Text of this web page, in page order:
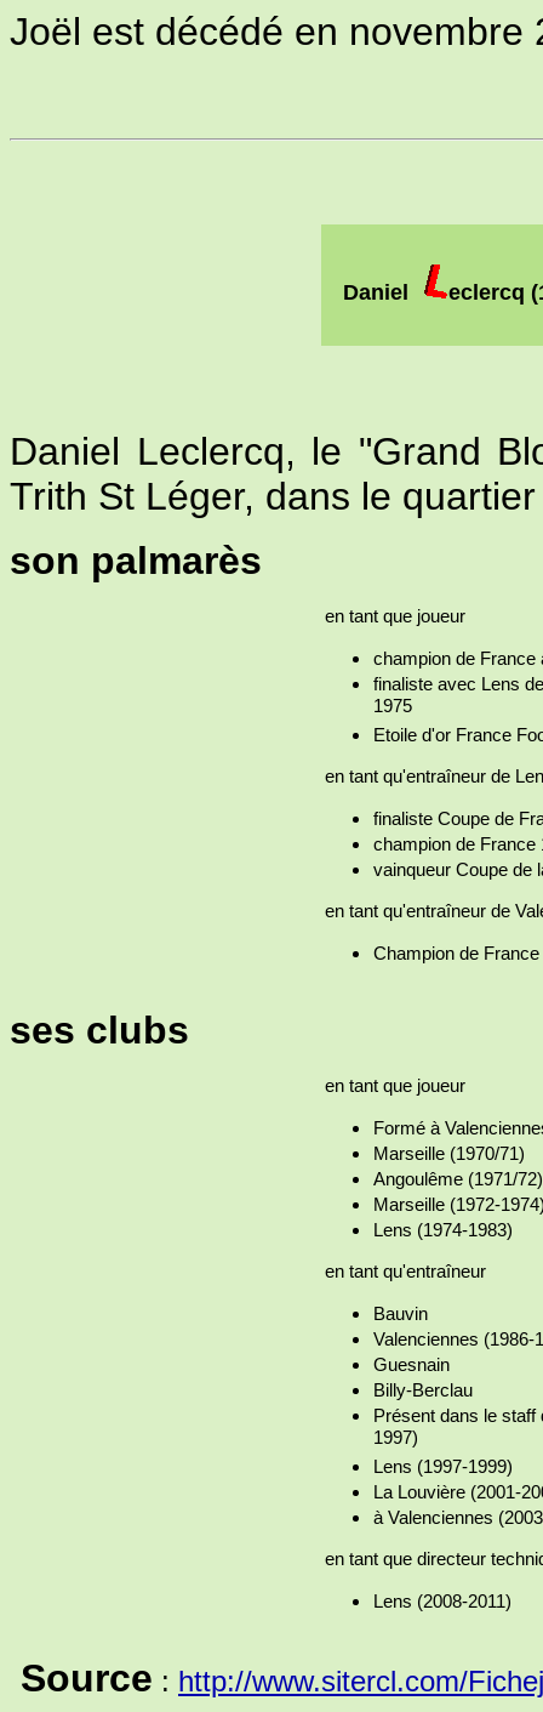
Joël est décédé en novembre
Daniel eclercq
Daniel Leclercq, le "Grand
Trith St Léger, dans le
son palmarès
en tant que joueur
champion de France
finaliste avec Lens
1975
Etoile d'or France
en tant qu'entraîneur de
finaliste Coupe de
champion de France
vainqueur Coupe de
en tant qu'entraîneur de
Champion de
ses clubs
en tant que joueur
Formé à
Marseille (1970/71)
Angoulême (1971/72)
Marseille (1972-
Lens (1974-1983)
en tant qu'entraîneur
Bauvin
Valenciennes (1986-
Guesnain
Billy-Berclau
Présent dans le
1997)
Lens (1997-1999)
La Louvière (2001-
à Valenciennes
en tant que directeur
Lens (2008-2011)
Source : http://www.sitercl.com/